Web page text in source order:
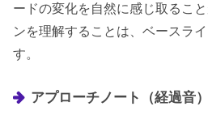
ードの変化を自然に感じ取るこ
ンを理解することは、ベースラ
す。
アプローチノート（経過音